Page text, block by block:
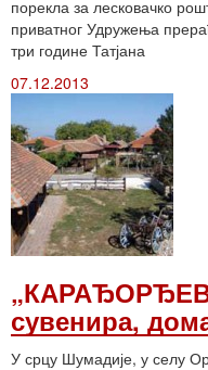
порекла за лесковачко
приватног Удружења
три године Татјана
07.12.2013
„КАРАЂОРЂЕВ
сувенира,
У срцу Шумадије, у селу